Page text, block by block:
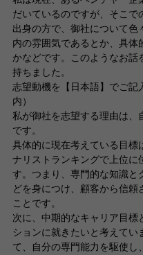
だいているのですが、そこで
出身の方で、御社について色
内の雰囲気であるとか、具
かなどです。このようなお話
持ちました。
志望動機を【日本語】でご記
内）
私が御社を志望する理由は、
です。
具体的に現在考えている目標
ナリストランキングで上位に
す。つまり、専門的な知識と
どを身につけ、顧客から信頼
ことです。
次に、中期的なキャリア目標
ションに就きたいと考えて
て、自分の専門能力を駆使し